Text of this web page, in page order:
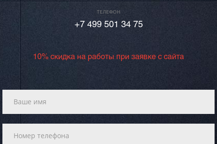
ТЕЛЕФОН
+7 499 501 34 75
10% скидка на работы при заявке с сайта